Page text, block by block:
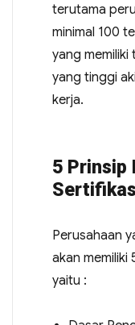
terutama
minimal 100
yang
yang tinggi
kerja.
5 Prinsip
Perusahaan
akan memiliki
yaitu :